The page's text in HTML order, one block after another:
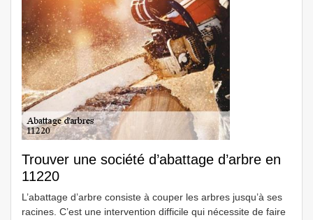
Trouver une société d’abattage d’arbre en
11220
L’abattage d’arbre consiste à couper les arbres jusqu’à ses
racines. C’est une intervention difficile qui nécessite de faire